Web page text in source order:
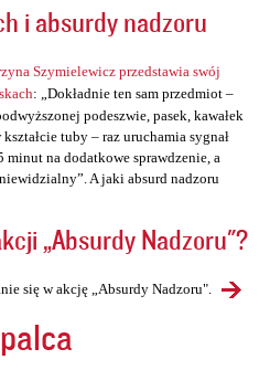
i absurdy nadzoru
Szymielewicz przedstawia swój
: „Dokładnie ten sam przedmiot –
podeszwie, pasek, kawałek
tuby – raz uruchamia sygnał
minut na dodatkowe sprawdzenie, a
A jaki absurd nadzoru
„Absurdy Nadzoru"?
się w akcję „Absurdy Nadzoru".